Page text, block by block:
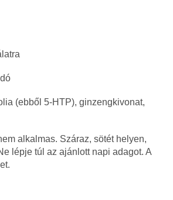
(ebből 5-HTP), ginzengkivonat,
alkalmas. Száraz, sötét helyen,
lépje túl az ajánlott napi adagot. A